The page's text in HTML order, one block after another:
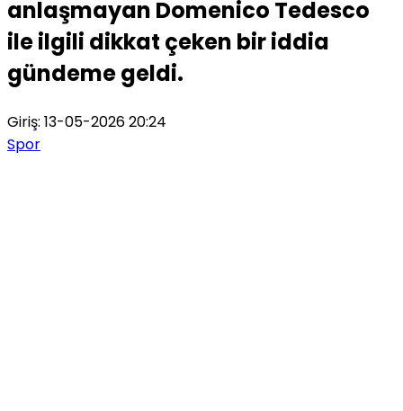
anlaşmayan Domenico Tedesco
ile ilgili dikkat çeken bir iddia
gündeme geldi.
Giriş: 13-05-2026 20:24
Spor